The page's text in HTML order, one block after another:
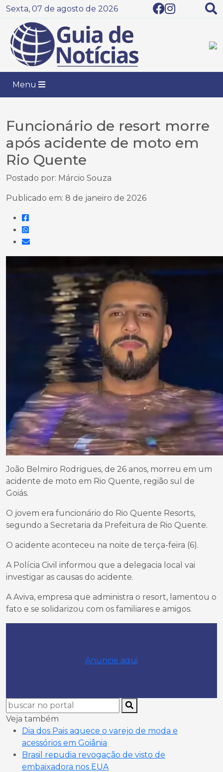
Sexta, 07 de agosto de 2026
Menu
Funcionário de resort morre
após acidente de moto em
Rio Quente
Postado por: Márcio Souza
Publicado em: 8 de janeiro de 2026
João Belmiro Rodrigues, de 26 anos, morreu em um
acidente de moto em Rio Quente, região sul de
Goiás.
O jovem era funcionário do Rio Quente Resorts,
segundo a Secretaria da Prefeitura de Rio Quente.
O acidente aconteceu na noite de terça-feira (6).
A Polícia Civil informou que a delegacia local vai
investigar as causas do acidente.
A Aviva, empresa que administra o resort, lamentou o
fato e se solidarizou com os familiares e amigos.
Anuncie aqui
Veja também
Dia dos Pais aquece o varejo de moda e
acessórios em Goiânia
Brasil repudia revogação de visto de
embaixadora nos EUA